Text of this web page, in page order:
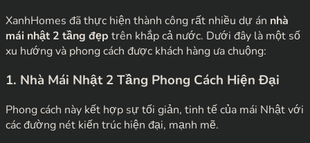
XanhHomes đã thực hiện thành công rất nhiều dự án nhà
mái nhật 2 tầng đẹp trên khắp cả nước. Dưới đây là một số
xu hướng và phong cách được khách hàng ưa chuộng:
1. Nhà Mái Nhật 2 Tầng Phong Cách Hiện Đại
Phong cách này kết hợp sự tối giản, tinh tế của mái Nhật với
các đường nét kiến trúc hiện đại, mạnh mẽ.